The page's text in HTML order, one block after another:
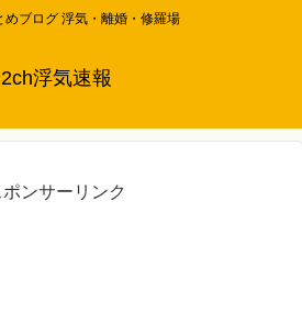
めブログ 浮気・離婚・修羅場
2ch浮気速報
ポンサーリンク